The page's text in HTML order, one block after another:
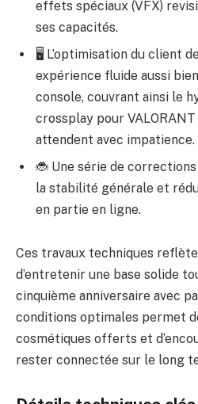
effets spéciaux (VFX)
ses capacités.
🖥️ L’optimisation du client
expérience fluide aussi
console, couvrant ainsi le
crossplay pour
attendent avec impatience.
🐞 Une série de
la stabilité générale et
en partie en ligne.
Ces travaux techniques
d’entretenir une base solide
cinquième anniversaire avec
conditions optimales permet
cosmétiques offerts et
rester connectée sur le long